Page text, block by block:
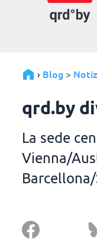
› Blog >
qrd.by
La sede
Vienna/